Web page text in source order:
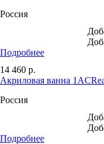
Россия
Подробнее
14 460 р.
Акриловая ванна
Россия
Подробнее